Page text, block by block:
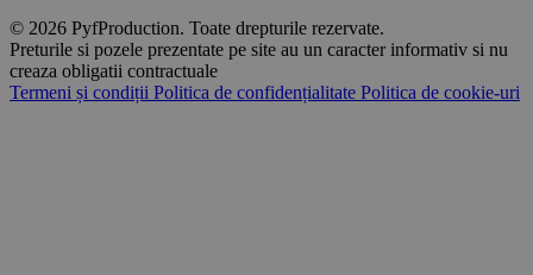
© 2026 PyfProduction. Toate drepturile rezervate.
Preturile si pozele prezentate pe site au un caracter informativ si nu
creaza obligatii contractuale
Termeni și condiții Politica de confidențialitate Politica de cookie-uri